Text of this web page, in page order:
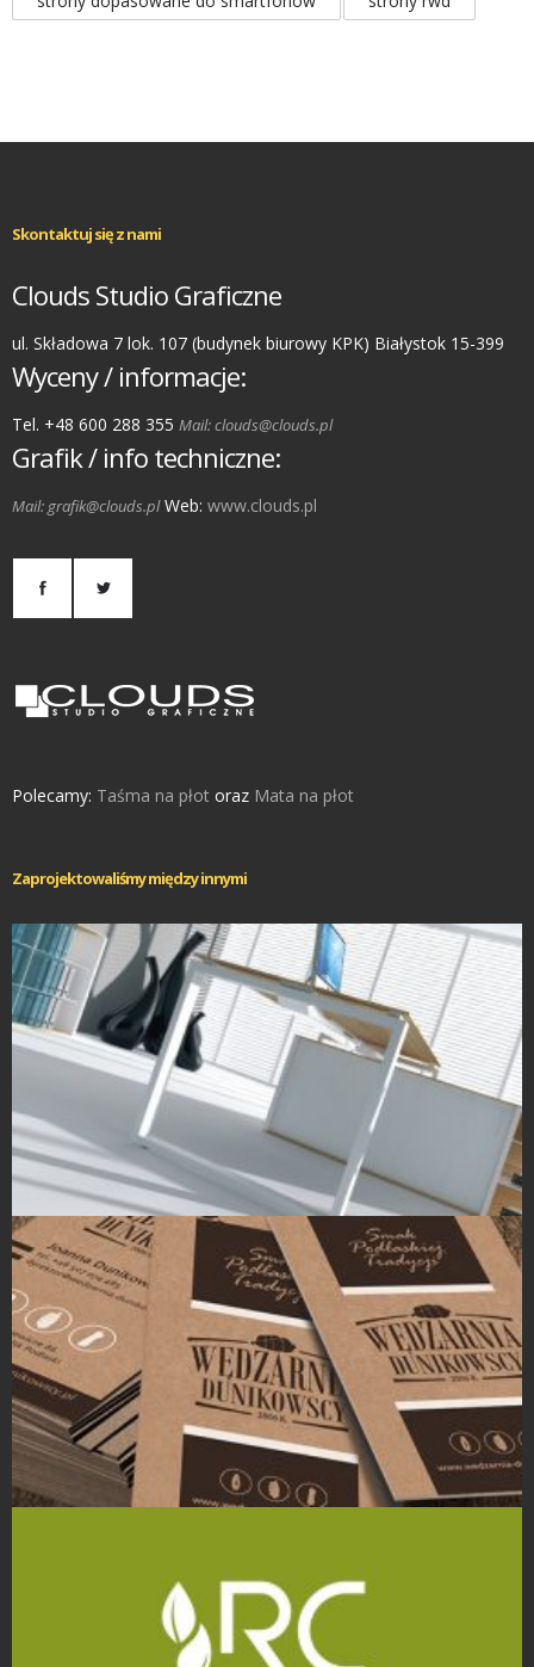
Skontaktuj się z nami
Clouds Studio Graficzne
ul. Składowa 7 lok. 107 (budynek biurowy KPK) Białystok 15-399
Wyceny / informacje:
Tel. +48 600 288 355 Mail: clouds@clouds.pl
Grafik / info techniczne:
Mail: grafik@clouds.plWeb: www.clouds.pl
Polecamy: Taśma na płot oraz Mata na płot
Zaprojektowaliśmy między innymi
Projekty Katalogów